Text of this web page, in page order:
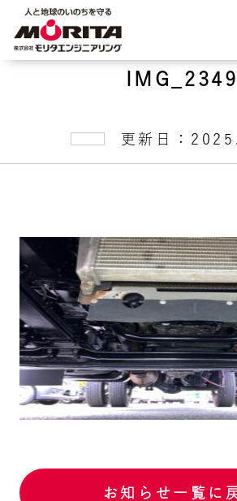
IMG_2349
更新日：
お知らせ一覧に